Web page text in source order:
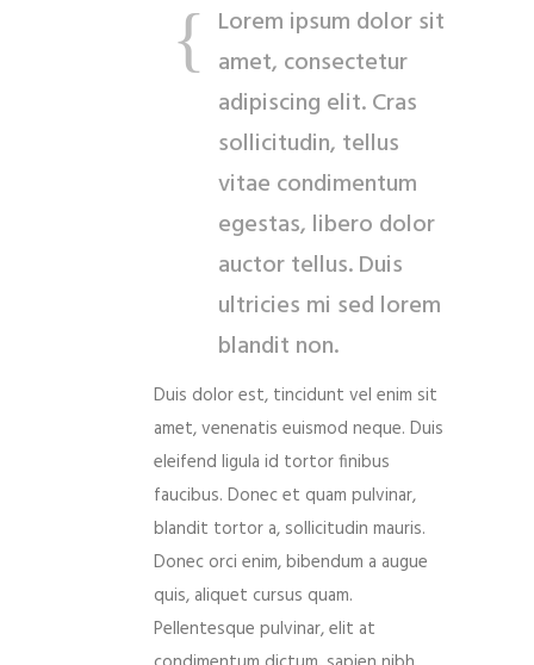
Lorem ipsum dolor sit
amet, consectetur
adipiscing elit. Cras
sollicitudin, tellus
vitae condimentum
egestas, libero dolor
auctor tellus. Duis
ultricies mi sed lorem
blandit non.
Duis dolor est, tincidunt vel enim sit
amet, venenatis euismod neque. Duis
eleifend ligula id tortor finibus
faucibus. Donec et quam pulvinar,
blandit tortor a, sollicitudin mauris.
Donec orci enim, bibendum a augue
quis, aliquet cursus quam.
Pellentesque pulvinar, elit at